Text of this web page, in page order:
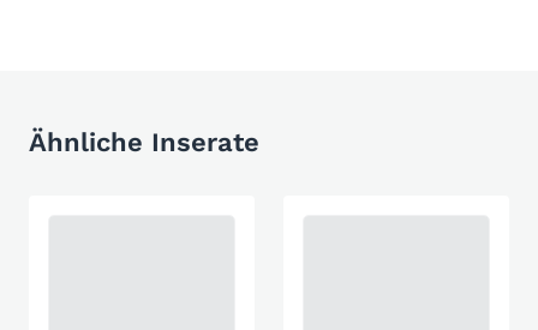
Ähnliche Inserate